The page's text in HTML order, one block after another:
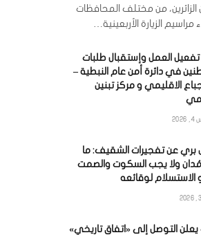
من مختلف المحافظات
مراسيم الزيارة الأربعينية…
تفعيل العمل وإستقبال طلبات
في دائرة أمن عام النبطية –
الاقليمي و مركز تبنين
بري عن تفجيرات الشقيف: ما
ولا يجب السكوت والصمت
الاستسلام لوقائعه
يعلن التوصل إلى «اتفاق تاريخي»